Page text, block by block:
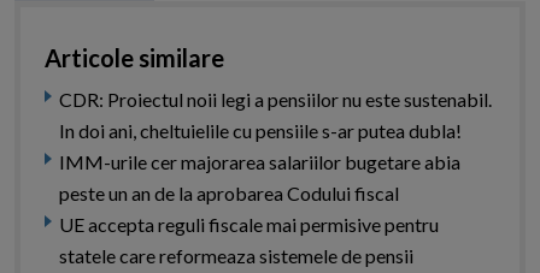
Articole similare
CDR: Proiectul noii legi a pensiilor nu este sustenabil.
In doi ani, cheltuielile cu pensiile s-ar putea dubla!
IMM-urile cer majorarea salariilor bugetare abia
peste un an de la aprobarea Codului fiscal
UE accepta reguli fiscale mai permisive pentru
statele care reformeaza sistemele de pensii